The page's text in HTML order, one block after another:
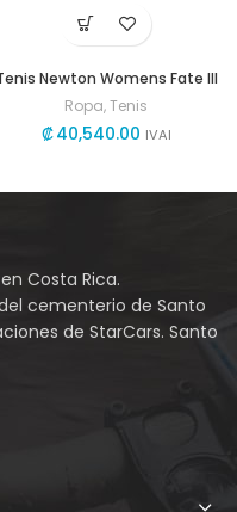
Newton Womens Fate III
Ropa,Tenis
₡40,540.00 IVAI
Costa Rica.
cementerio de Santo
de StarCars. Santo